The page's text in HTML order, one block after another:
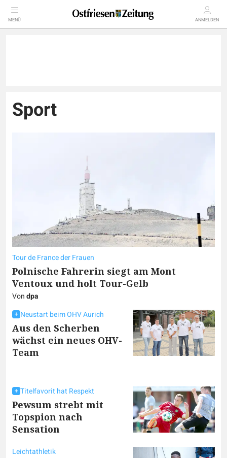
MENÜ ANMELDEN
Sport
Tour de France der Frauen
Polnische Fahrerin siegt am Mont
Ventoux und holt Tour-Gelb
Vondpa
Neustart beim OHV Aurich
Aus den Scherben
wächst ein neues OHV-
Team
Titelfavorit hat Respekt
Pewsum strebt mit
Topspion nach
Sensation
Leichtathletik